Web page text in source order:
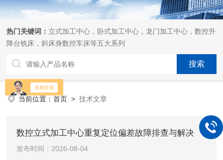
热门关键词： 立式加工中心，卧式加工中心，龙门加工中心，数控升
降台铣床，斜床身数控车床等五大系列
当前位置：首页 >技术文章
数控立式加工中心重复定位偏差故障排查与解决
发布时间：2026-08-04